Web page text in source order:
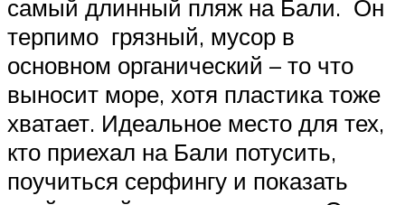
самый длинный пляж на Бали. Он
терпимо грязный, мусор в
основном органический – то что
выносит море, хотя пластика тоже
хватает. Идеальное место для тех,
кто приехал на Бали потусить,
поучиться серфингу и показать